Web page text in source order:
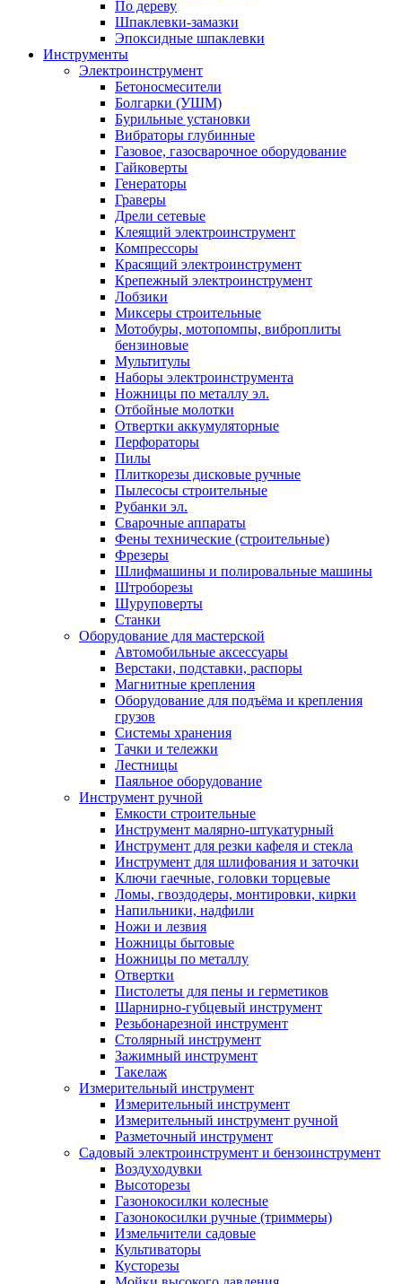
По дереву
Шпаклевки-замазки
Эпоксидные шпаклевки
Инструменты
Электроинструмент
Бетоносмесители
Болгарки (УШМ)
Бурильные установки
Вибраторы глубинные
Газовое, газосварочное оборудование
Гайковерты
Генераторы
Граверы
Дрели сетевые
Клеящий электроинструмент
Компрессоры
Красящий электроинструмент
Крепежный электроинструмент
Лобзики
Миксеры строительные
Мотобуры, мотопомпы, виброплиты
бензиновые
Мультитулы
Наборы электроинструмента
Ножницы по металлу эл.
Отбойные молотки
Отвертки аккумуляторные
Перфораторы
Пилы
Плиткорезы дисковые ручные
Пылесосы строительные
Рубанки эл.
Сварочные аппараты
Фены технические (строительные)
Фрезеры
Шлифмашины и полировальные машины
Штроборезы
Шуруповерты
Станки
Оборудование для мастерской
Автомобильные аксессуары
Верстаки, подставки, распоры
Магнитные крепления
Оборудование для подъёма и крепления
грузов
Системы хранения
Тачки и тележки
Лестницы
Паяльное оборудование
Инструмент ручной
Емкости строительные
Инструмент малярно-штукатурный
Инструмент для резки кафеля и стекла
Инструмент для шлифования и заточки
Ключи гаечные, головки торцевые
Ломы, гвоздодеры, монтировки, кирки
Напильники, надфили
Ножи и лезвия
Ножницы бытовые
Ножницы по металлу
Отвертки
Пистолеты для пены и герметиков
Шарнирно-губцевый инструмент
Резьбонарезной инструмент
Столярный инструмент
Зажимный инструмент
Такелаж
Измерительный инструмент
Измерительный инструмент
Измерительный инструмент ручной
Разметочный инструмент
Садовый электроинструмент и бензоинструмент
Воздуходувки
Высоторезы
Газонокосилки колесные
Газонокосилки ручные (триммеры)
Измельчители садовые
Культиваторы
Кусторезы